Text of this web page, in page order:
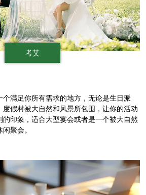
考艾
满足你所有需求的地方，无论是生日派
假村被大自然和风景所包围，让你的活动
印象，适合大型宴会或者是一个被大自然
聚会。